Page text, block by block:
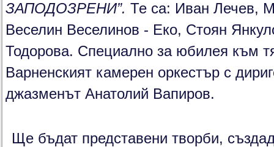
ЗАПОДОЗРЕНИ”. Те са: Иван Лечев,
Веселин Веселинов - Еко, Стоян
Тодорова. Специално за юбилея към
Варненският камерен оркестър с
джазменът Анатолий Вапиров.
Ще бъдат представени творби,